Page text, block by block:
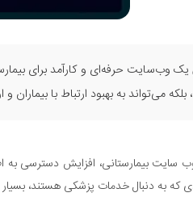
یک وب‌سایت حرفه‌ای و کارآمد برای
می‌تواند به بهبود ارتباط با
سایت بیمارستانی، افزایش دسترسی به
که به دنبال خدمات پزشکی هستند،